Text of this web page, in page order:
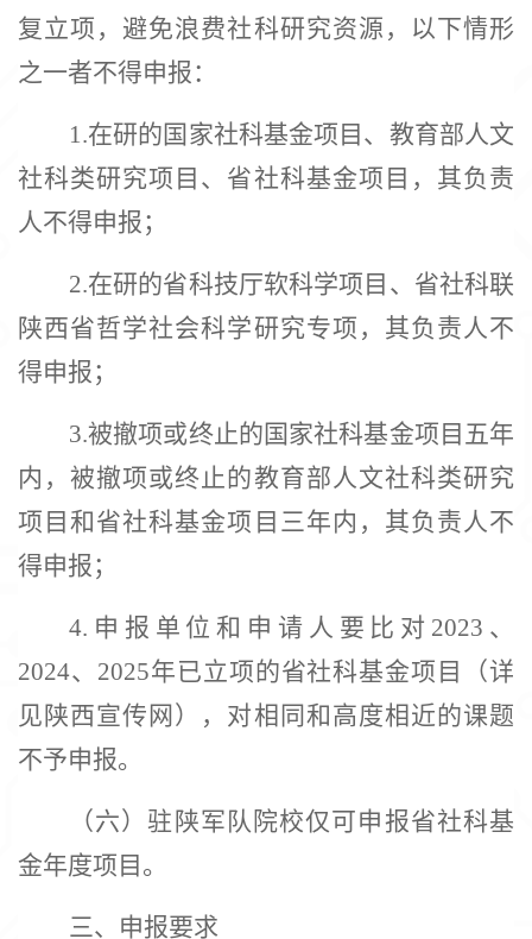
复立项，避免浪费社科研究资源，以下情形
之一者不得申报：
1.在研的国家社科基金项目、教育部人文
社科类研究项目、省社科基金项目，其负责
人不得申报；
2.在研的省科技厅软科学项目、省社科联
陕西省哲学社会科学研究专项，其负责人不
得申报；
3.被撤项或终止的国家社科基金项目五年
内，被撤项或终止的教育部人文社科类研究
项目和省社科基金项目三年内，其负责人不
得申报；
4.申报单位和申请人要比对2023、
2024、2025年已立项的省社科基金项目（详
见陕西宣传网），对相同和高度相近的课题
不予申报。
（六）驻陕军队院校仅可申报省社科基
金年度项目。
三、 申报要求